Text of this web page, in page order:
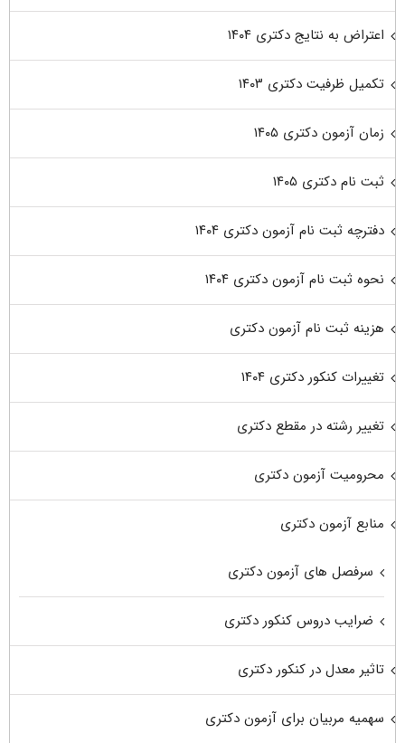
اعتراض به نتایج دکتری ۱۴۰۴
تکمیل ظرفیت دکتری ۱۴۰۳
زمان آزمون دکتری ۱۴۰۵
ثبت نام دکتری ۱۴۰۵
دفترچه ثبت نام آزمون دکتری ۱۴۰۴
نحوه ثبت نام آزمون دکتری ۱۴۰۴
هزینه ثبت نام آزمون دکتری
تغییرات کنکور دکتری ۱۴۰۴
تغییر رشته در مقطع دکتری
محرومیت آزمون دکتری
منابع آزمون دکتری
سرفصل های آزمون دکتری
ضرایب دروس کنکور دکتری
تاثیر معدل در کنکور دکتری
سهمیه مربیان برای آزمون دکتری